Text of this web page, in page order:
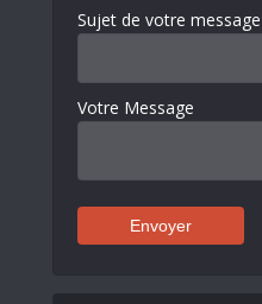
Sujet de votre message
Votre Message